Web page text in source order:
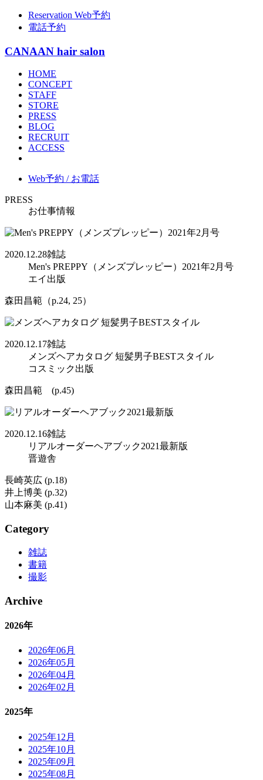
Reservation Web予約
電話予約
CANAAN hair salon
HOME
CONCEPT
STAFF
STORE
PRESS
BLOG
RECRUIT
ACCESS
Web予約 / お電話
PRESS
お仕事情報
2020.12.28雑誌
Men's PREPPY（メンズプレッピー）2021年2月号
エイ出版
森田昌範（p.24, 25）
2020.12.17雑誌
メンズヘアカタログ 短髪男子BESTスタイル
コスミック出版
森田昌範 (p.45)
2020.12.16雑誌
リアルオーダーヘアブック2021最新版
晋遊舎
長崎英広 (p.18)
井上博美 (p.32)
山本麻美 (p.41)
Category
雑誌
書籍
撮影
Archive
2026年
2026年06月
2026年05月
2026年04月
2026年02月
2025年
2025年12月
2025年10月
2025年09月
2025年08月